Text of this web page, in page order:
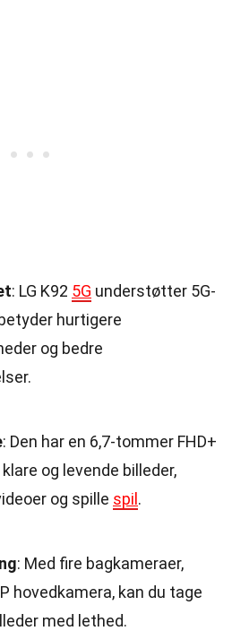
: LG K92 5G understøtter 5G-
hurtigere
og bedre
: Den har en 6,7-tommer FHD+
og levende billeder,
og spille spil .
: Med fire bagkameraer,
hovedkamera, kan du tage
med lethed.